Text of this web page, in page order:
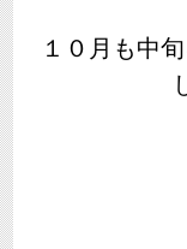
１０月も中